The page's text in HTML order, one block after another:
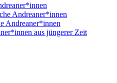
Andreaner*innen
Andreaner*innen
aus jüngerer Zeit